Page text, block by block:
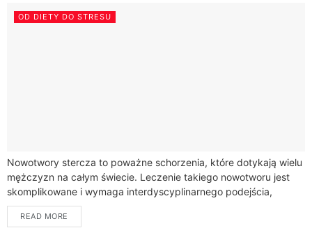
OD DIETY DO STRESU
Nowotwory stercza to poważne schorzenia, które dotykają wielu
mężczyzn na całym świecie. Leczenie takiego nowotworu jest
skomplikowane i wymaga interdyscyplinarnego podejścia,
obejmującego różne metody terapeutyczne. Wybór
odpowiedniego leczenia zależy od...
READ MORE